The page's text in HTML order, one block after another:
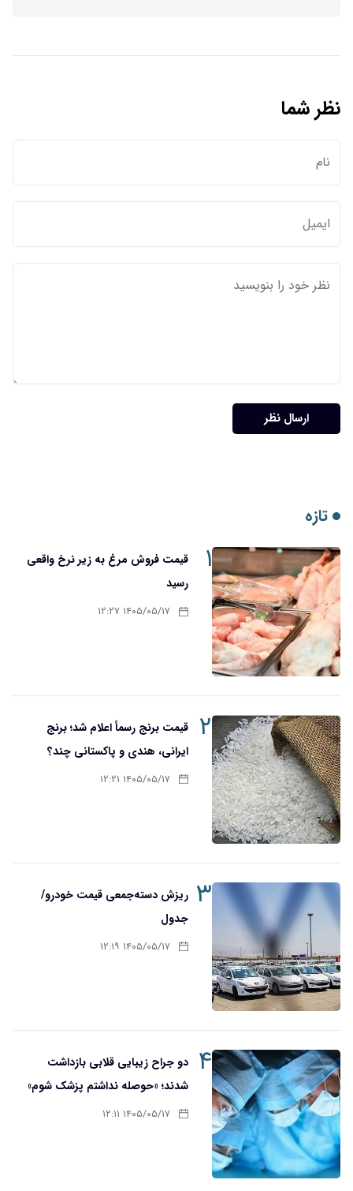
نظر شما
ارسال نظر
تازه
۱
قیمت فروش مرغ به زیر نرخ واقعی
رسید
۱۴۰۵/۰۵/۱۷ ۱۲:۲۷
۲
قیمت برنج رسماً اعلام شد؛ برنج
ایرانی، هندی و پاکستانی چند؟
۱۴۰۵/۰۵/۱۷ ۱۲:۲۱
۳ ریزش دسته‌جمعی قیمت خودرو/
جدول
۱۴۰۵/۰۵/۱۷ ۱۲:۱۹
۴
دو جراح زیبایی قلابی بازداشت
شدند؛ «حوصله نداشتم پزشک شوم»
۱۴۰۵/۰۵/۱۷ ۱۲:۱۱